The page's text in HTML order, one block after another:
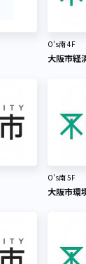
O's南 4F
大阪市経
O's南 5F
大阪市環